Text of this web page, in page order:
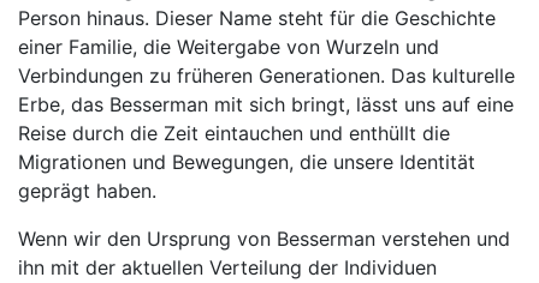
Person hinaus. Dieser Name steht für die Geschichte
einer Familie, die Weitergabe von Wurzeln und
Verbindungen zu früheren Generationen. Das kulturelle
Erbe, das Besserman mit sich bringt, lässt uns auf eine
Reise durch die Zeit eintauchen und enthüllt die
Migrationen und Bewegungen, die unsere Identität
geprägt haben.
Wenn wir den Ursprung von Besserman verstehen und
ihn mit der aktuellen Verteilung der Individuen